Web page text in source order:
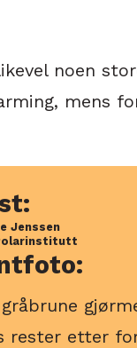
noen
mens
Jenssen
rester etter